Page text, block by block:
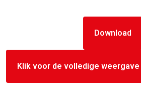
Download
Klik voor de volledige